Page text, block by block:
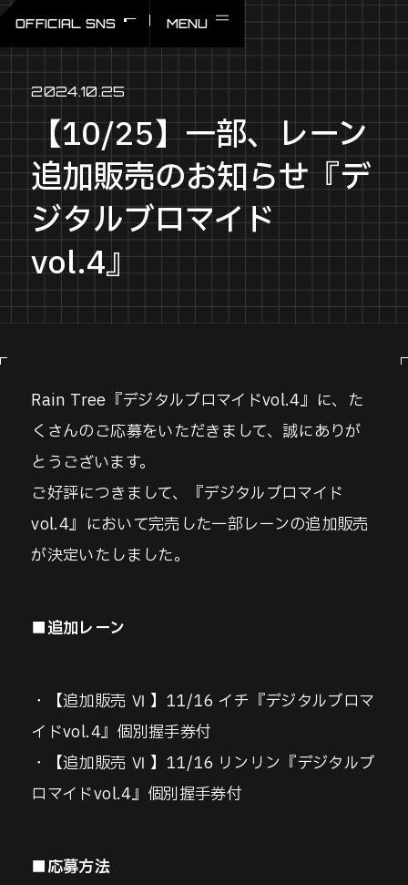
IDOL3.0 PROJECT
TikTok
OFFICIAL SNS TOP
MENU
2024.10.25
【10/25】一部、レーン
追加販売のお知らせ『デ
ジタルブロマイド
vol.4』
Rain Tree『デジタルブロマイドvol.4』に、た
くさんのご応募をいただきまして、誠にありが
とうございます。
ご好評につきまして、『デジタルブロマイド
vol.4』において完売した一部レーンの追加販売
が決定いたしました。
■追加レーン
・【追加販売 Ⅵ 】11/16 イチ『デジタルブロマ
イドvol.4』個別握手券付
・【追加販売 Ⅵ 】11/16 リンリン『デジタルブ
ロマイドvol.4』個別握手券付
■応募方法